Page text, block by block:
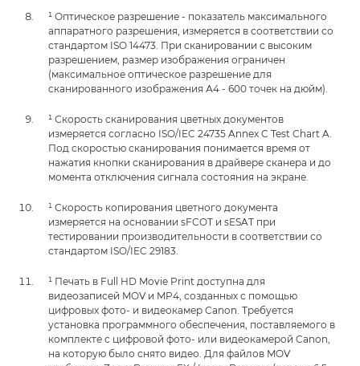
¹ Оптическое разрешение - показатель максимального
аппаратного разрешения, измеряется в соответствии со
стандартом ISO 14473. При сканировании с высоким
разрешением, размер изображения ограничен
(максимальное оптическое разрешение для
сканированного изображения А4 - 600 точек на дюйм).
¹ Скорость сканирования цветных документов
измеряется согласно ISO/IEC 24735 Annex C Test Chart A.
Под скоростью сканирования понимается время от
нажатия кнопки сканирования в драйвере сканера и до
момента отключения сигнала состояния на экране.
¹ Скорость копирования цветного документа
измеряется на основании sFCOT и sESAT при
тестировании производительности в соответствии со
стандартом ISO/IEC 29183.
¹ Печать в Full HD Movie Print доступна для
видеозаписей MOV и MP4, созданных с помощью
цифровых фото- и видеокамер Canon. Требуется
установка программного обеспечения, поставляемого в
комплекте с цифровой фото- или видеокамерой Canon,
на которую было снято видео. Для файлов MOV